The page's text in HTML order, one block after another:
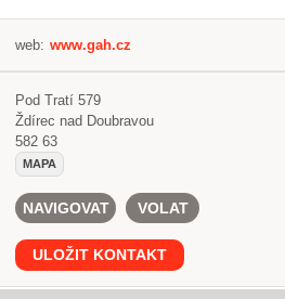
web: www.gah.cz
Pod Tratí 579
Ždírec nad Doubravou
582 63
MAPA
NAVIGOVAT VOLAT
ULOŽIT KONTAKT